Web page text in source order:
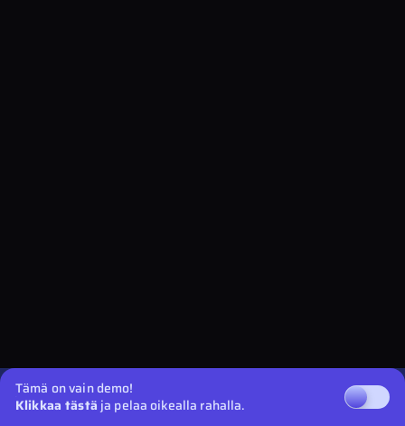
Tämä on vain demo!
Klikkaa tästä ja pelaa oikealla rahalla.